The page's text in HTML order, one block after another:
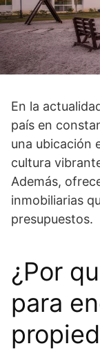
En la
país en
una ubicación
cultura
Además,
inmobiliarias
presupuestos.
¿Por
para